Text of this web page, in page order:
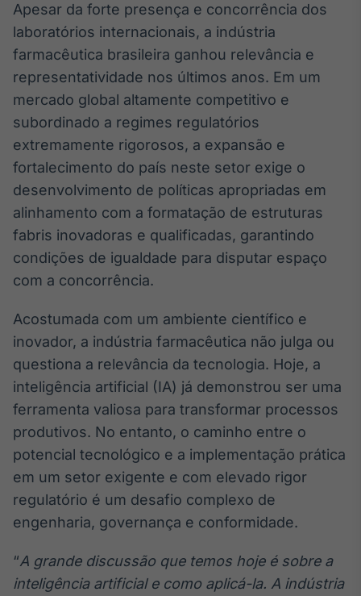
Datafeed
APIs para
integração de
conteúdos e
dados
Broadcast
Ticker
Cotações e
headlines de
Broadcast
Widgets
Conteúdos e
dados para
displays e telas
Broadcast
Curadoria
Curadoria de
conteúdos
Soluções de
Tecnologia
Apesar da forte presença e concorrência dos
laboratórios internacionais, a indústria
farmacêutica brasileira ganhou relevância e
representatividade nos últimos anos. Em um
mercado global altamente competitivo e
subordinado a regimes regulatórios
extremamente rigorosos, a expansão e
fortalecimento do país neste setor exige o
desenvolvimento de políticas apropriadas em
alinhamento com a formatação de estruturas
fabris inovadoras e qualificadas, garantindo
condições de igualdade para disputar espaço
com a concorrência.
Acostumada com um ambiente científico e
inovador, a indústria farmacêutica não julga ou
questiona a relevância da tecnologia. Hoje, a
inteligência artificial (IA) já demonstrou ser uma
ferramenta valiosa para transformar processos
produtivos. No entanto, o caminho entre o
potencial tecnológico e a implementação prática
em um setor exigente e com elevado rigor
regulatório é um desafio complexo de
engenharia, governança e conformidade.
“A grande discussão que temos hoje é sobre a
inteligência artificial e como aplicá-la. A indústria